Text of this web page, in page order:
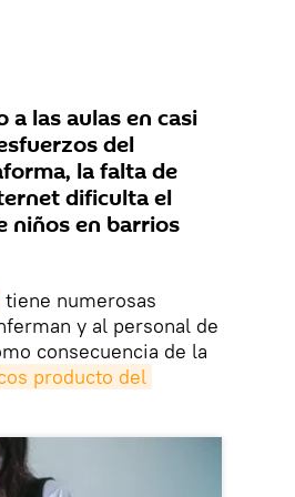
a las aulas en casi
del
la falta de
dificulta el
niños en barrios
tiene numerosas
y al personal de
consecuencia de la
producto del